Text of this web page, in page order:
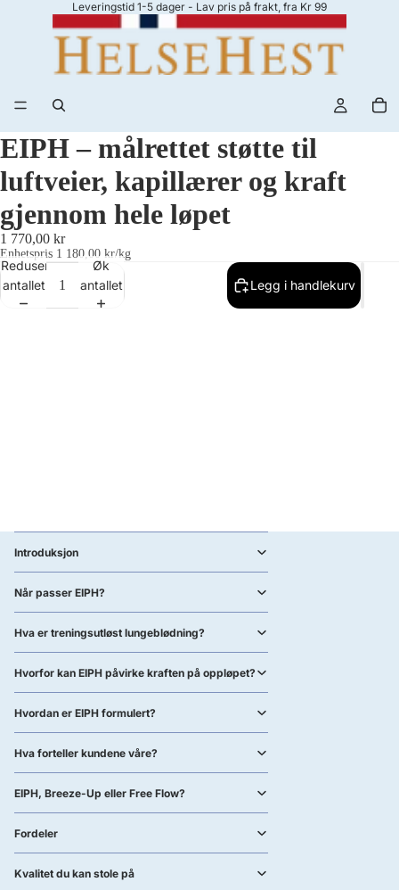
Leveringstid 1-5 dager - Lav pris på frakt, fra Kr 99
EIPH – målrettet støtte til
luftveier, kapillærer og kraft
gjennom hele løpet
1 770,00 kr
Enhetspris 1 180,00 kr/kg
Reduser
antallet
Øk
antallet
Legg i handlekurv
Introduksjon
Når passer EIPH?
Hva er treningsutløst lungeblødning?
Hvorfor kan EIPH påvirke kraften på oppløpet?
Hvordan er EIPH formulert?
Hva forteller kundene våre?
EIPH, Breeze-Up eller Free Flow?
Fordeler
Kvalitet du kan stole på